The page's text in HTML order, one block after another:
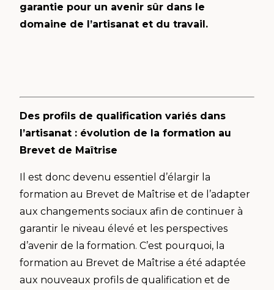
garantie pour un avenir sûr dans le
domaine de l’artisanat et du travail.
Des profils de qualification variés dans
l’artisanat : évolution de la formation au
Brevet de Maîtrise
Il est donc devenu essentiel d’élargir la
formation au Brevet de Maîtrise et de l’adapter
aux changements sociaux afin de continuer à
garantir le niveau élevé et les perspectives
d’avenir de la formation. C’est pourquoi, la
formation au Brevet de Maîtrise a été adaptée
aux nouveaux profils de qualification et de